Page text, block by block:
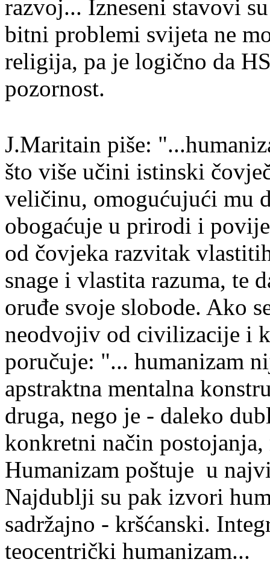
razvoj... Izneseni stavovi
bitni problemi svijeta ne
religija, pa je logično da
pozornost.
J.Maritain piše:
što više učini istinski
veličinu, omogućujući mu
obogaćuje u prirodi i
od čovjeka razvitak
snage i vlastita razuma, te
oruđe svoje slobode. Ako
neodvojiv od civilizacije i
poručuje: "... humanizam
apstraktna mentalna
druga, nego je - daleko
konkretni način
Humanizam poštuje u
Najdublji su pak izvori
sadržajno - kršćanski.
teocentrički humanizam...